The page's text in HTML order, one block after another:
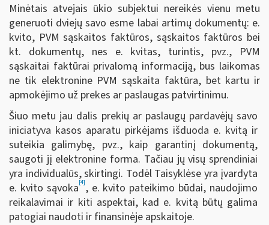
Minėtais atvejais ūkio subjektui nereikės vienu metu
generuoti dviejų savo esme labai artimų dokumentų: e.
kvito, PVM sąskaitos faktūros, sąskaitos faktūros bei
kt. dokumentų, nes e. kvitas, turintis, pvz., PVM
sąskaitai faktūrai privalomą informaciją, bus laikomas
ne tik elektronine PVM sąskaita faktūra, bet kartu ir
apmokėjimo už prekes ar paslaugas patvirtinimu.
Šiuo metu jau dalis prekių ar paslaugų pardavėjų savo
iniciatyva kasos aparatu pirkėjams išduoda e. kvitą ir
suteikia galimybę, pvz., kaip garantinį dokumentą,
saugoti jį elektronine forma. Tačiau jų visų sprendiniai
yra individualūs, skirtingi. Todėl Taisyklėse yra įvardyta
e. kvito sąvoka[4], e. kvito pateikimo būdai, naudojimo
reikalavimai ir kiti aspektai, kad e. kvitą būtų galima
patogiai naudoti ir finansinėje apskaitoje.